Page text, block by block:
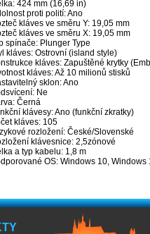
424 mm (16,69 in)
proti polití: Ano
kláves ve směru Y: 19,05 mm
kláves ve směru X: 19,05 mm
spínače: Plunger Type
kláves: Ostrovní (island style)
kláves: Zapuštěné krytky
kláves: Až 10 milionů stisků
sklon: Ano
Ne
Černá
klávesy: Ano (funkční zkratky)
kláves: 105
rozložení: České/Slovenské
klávesnice: 2,5zónové
a typ kabelu: 1,8 m
OS: Windows 10, Windows